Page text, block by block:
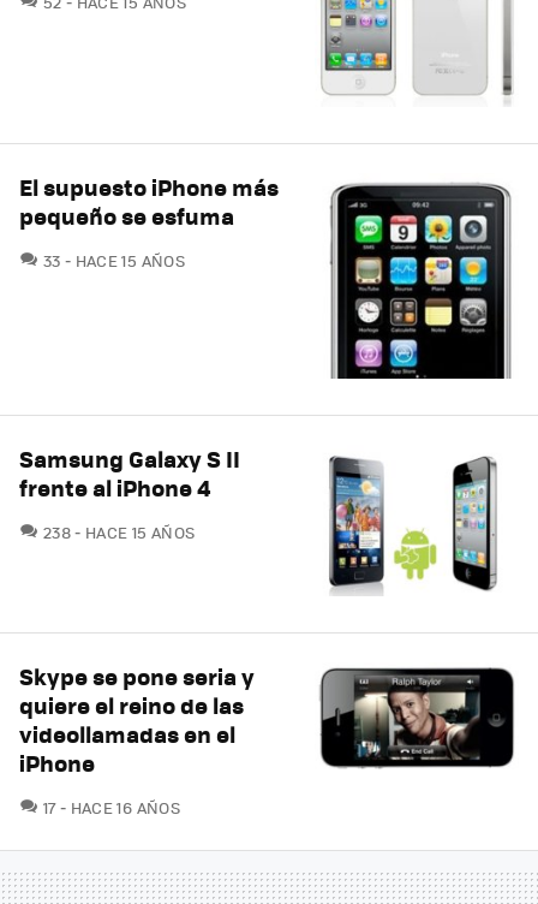
El supuesto iPhone más
pequeño se esfuma
33 COMENTARIOS
HACE 15 AÑOS
Samsung Galaxy S II
frente al iPhone 4
238COMENTARIOS
HACE 15 AÑOS
Skype se pone seria y
quiere el reino de las
videollamadas en el
iPhone
17COMENTARIOS
HACE 16 AÑOS